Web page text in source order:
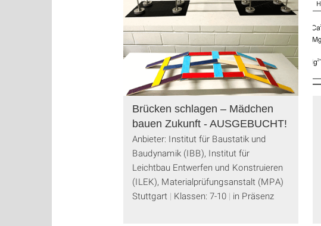
Brücken schlagen – Mädchen
bauen Zukunft - AUSGEBUCHT!
Anbieter: Institut für Baustatik und
Baudynamik (IBB), Institut für
Leichtbau Entwerfen und Konstruieren
(ILEK), Materialprüfungsanstalt (MPA)
Stuttgart
Klassen: 7-10 in Präsenz